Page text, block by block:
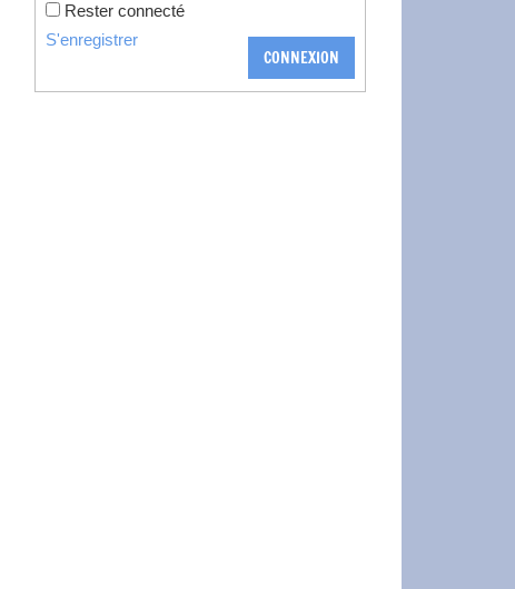
Rester connecté
CONNEXION
S'enregistrer